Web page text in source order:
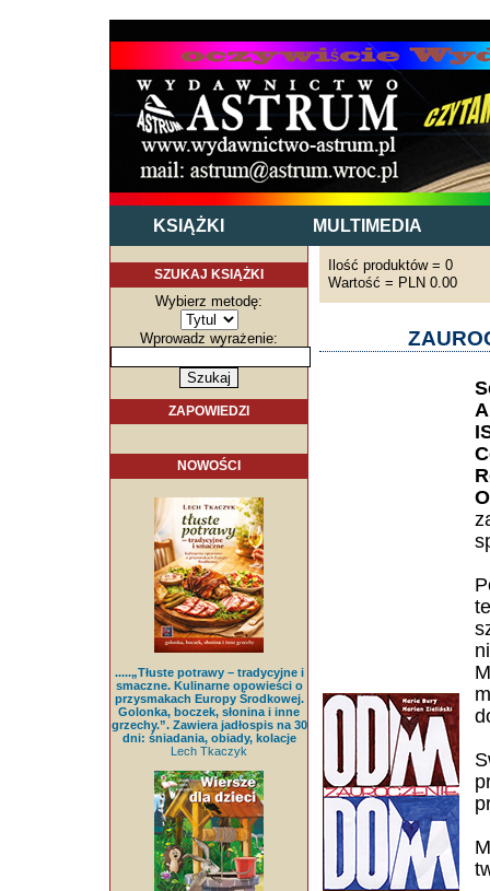
KSIĄŻKI MULTIMEDIA
SZUKAJ KSIĄŻKI
Wybierz metodę:
Wprowadz wyrażenie:
ZAPOWIEDZI
NOWOŚCI
.....„Tłuste potrawy – tradycyjne i
smaczne. Kulinarne opowieści o
przysmakach Europy Środkowej.
Golonka, boczek, słonina i inne
grzechy.”. Zawiera jadłospis na 30
dni: śniadania, obiady, kolacje
Lech Tkaczyk
Ilość produktów = 0
Wartość = PLN 0.00